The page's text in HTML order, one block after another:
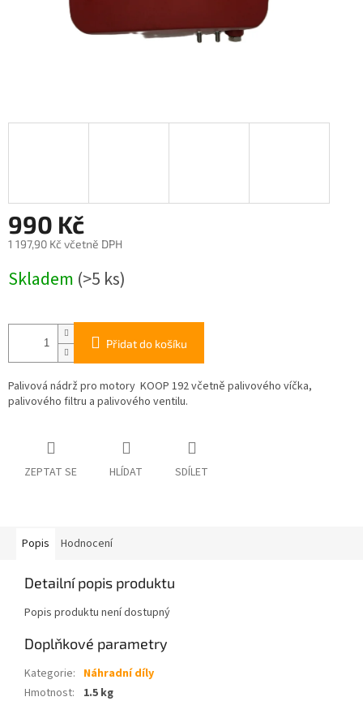
990 Kč
1 197,90 Kč včetně DPH
cena:
Skladem (>5 ks)
Přidat do košíku
Palivová nádrž pro motory KOOP 192 včetně palivového víčka,
palivového filtru a palivového ventilu.
ZEPTAT SE HLÍDAT SDÍLET
Popis Hodnocení
Detailní popis produktu
Popis produktu není dostupný
Doplňkové parametry
Kategorie: Náhradní díly
Hmotnost: 1.5 kg